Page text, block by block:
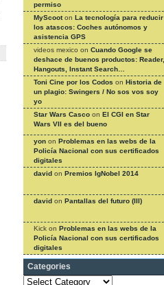
permiso
MyScooton La tecnología para reducir
los atascos: Coches autónomos y
asistencia GPS
videos mexico on Cuando Google se
deshace de buenos productos: Reader,
Hangouts, Instant Search…
Toni Cine por los Codos on Historia de
un plagio: Swingers / No sos vos soy
yo
Star Wars Casco on El CGI en Star
Wars VII es del bueno
yon on Problemas en las webs de la
Policía Nacional con sus certificados
digitales
david on Premios IgNobel 2014
david on Pantallas del futuro (III)
Kick on Problemas en las webs de la
Policía Nacional con sus certificados
digitales
Categories
Categories